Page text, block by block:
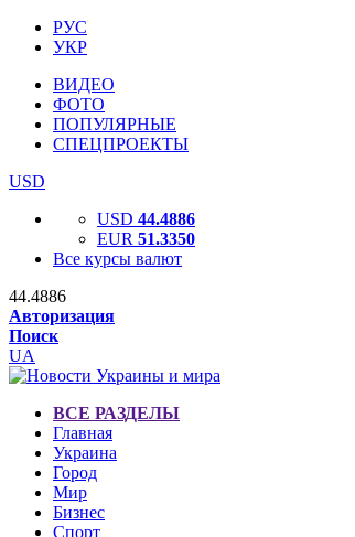
РУС
УКР
ВИДЕО
ФОТО
ПОПУЛЯРНЫЕ
СПЕЦПРОЕКТЫ
USD
USD 44.4886
EUR 51.3350
Все курсы валют
44.4886
Авторизация
Поиск
UA
ВСЕ РАЗДЕЛЫ
Главная
Украина
Город
Мир
Бизнес
Спорт